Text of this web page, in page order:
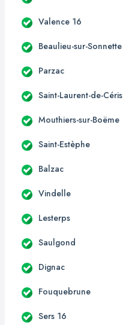
Valence 16
Beaulieu-sur-Sonnette
Parzac
Saint-Laurent-de-Céris
Mouthiers-sur-Boëme
Saint-Estèphe
Balzac
Vindelle
Lesterps
Saulgond
Dignac
Fouquebrune
Sers 16